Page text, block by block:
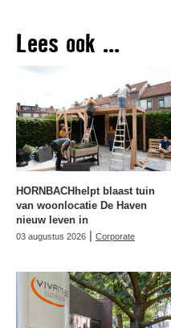
Lees ook ...
HORNBACHhelpt blaast tuin
van woonlocatie De Haven
nieuw leven in
03 augustus 2026 | Corporate